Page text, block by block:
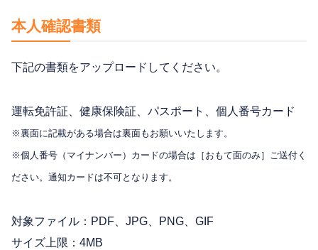
本人確認書類
下記の書類をアップロードしてください。
運転免許証、健康保険証、パスポート、個人番号カード
※裏面に記載がある場合は裏面もお願いいたします。
※個人番号（マイナンバー）カードの場合は［おもて面のみ］ご送付く
ださい。通知カードは不可となります。
対象ファイル：PDF、JPG、PNG、GIF
サイズ上限：4MB